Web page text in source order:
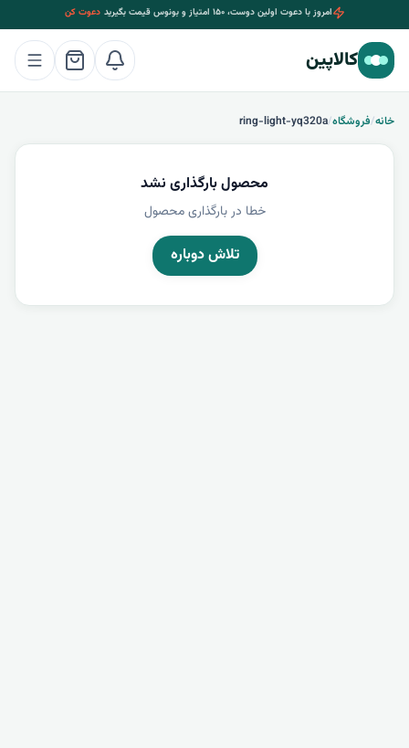
امروز با دعوت اولین دوست، ۱۵۰ امتیاز و بونوس قیمت بگیرید دعوت کن
کالاپین
خانه/فروشگاه/
ring-light-yq320a
محصول بارگذاری نشد
خطا در بارگذاری محصول
تلاش دوباره